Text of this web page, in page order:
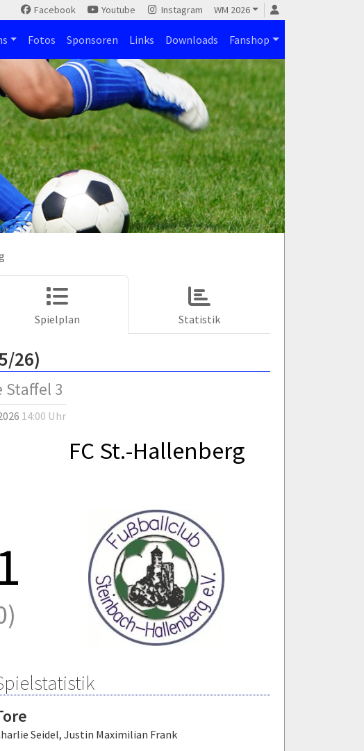
Facebook Youtube Instagram WM 2026
Fotos Sponsoren Links Downloads Fanshop
Spielplan Statistik
26)
Staffel 3
14:00 Uhr
FC St.-Hallenberg
Seidel, Justin Maximilian Frank